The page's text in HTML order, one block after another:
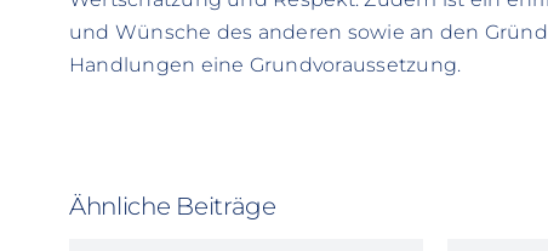
und Wünsche des anderen sowie an den
Handlungen eine Grundvoraussetzung.
Ähnliche Beiträge